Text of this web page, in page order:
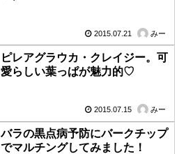
2015.07.21 みー
ピレアグラウカ・クレイジー。可
愛らしい葉っぱが魅力的♡
2015.07.15 みー
バラの黒点病予防にバークチップ
でマルチングしてみました！